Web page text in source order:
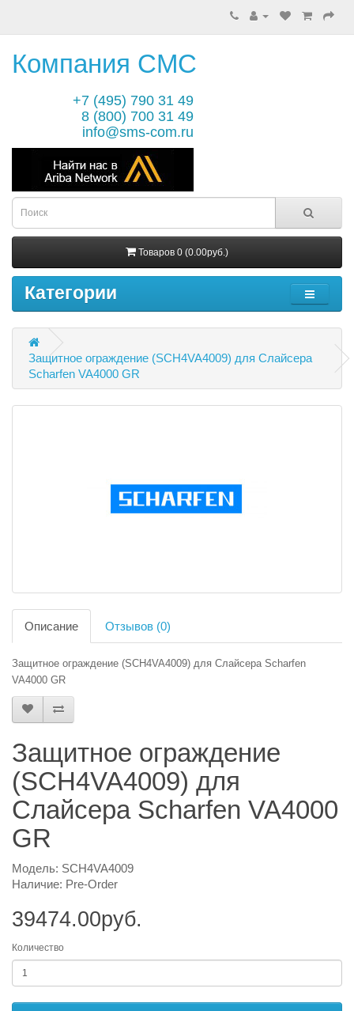
Компания СМС
+7 (495) 790 31 49
8 (800) 700 31 49
info@sms-com.ru
Товаров 0 (0.00руб.)
Категории
Защитное ограждение (SCH4VA4009) для Слайсера
Scharfen VA4000 GR
Описание Отзывов (0)
Защитное ограждение (SCH4VA4009) для Слайсера Scharfen
VA4000 GR
Защитное ограждение
(SCH4VA4009) для
Слайсера Scharfen VA4000
GR
Модель: SCH4VA4009
Наличие: Pre-Order
39474.00руб.
Количество